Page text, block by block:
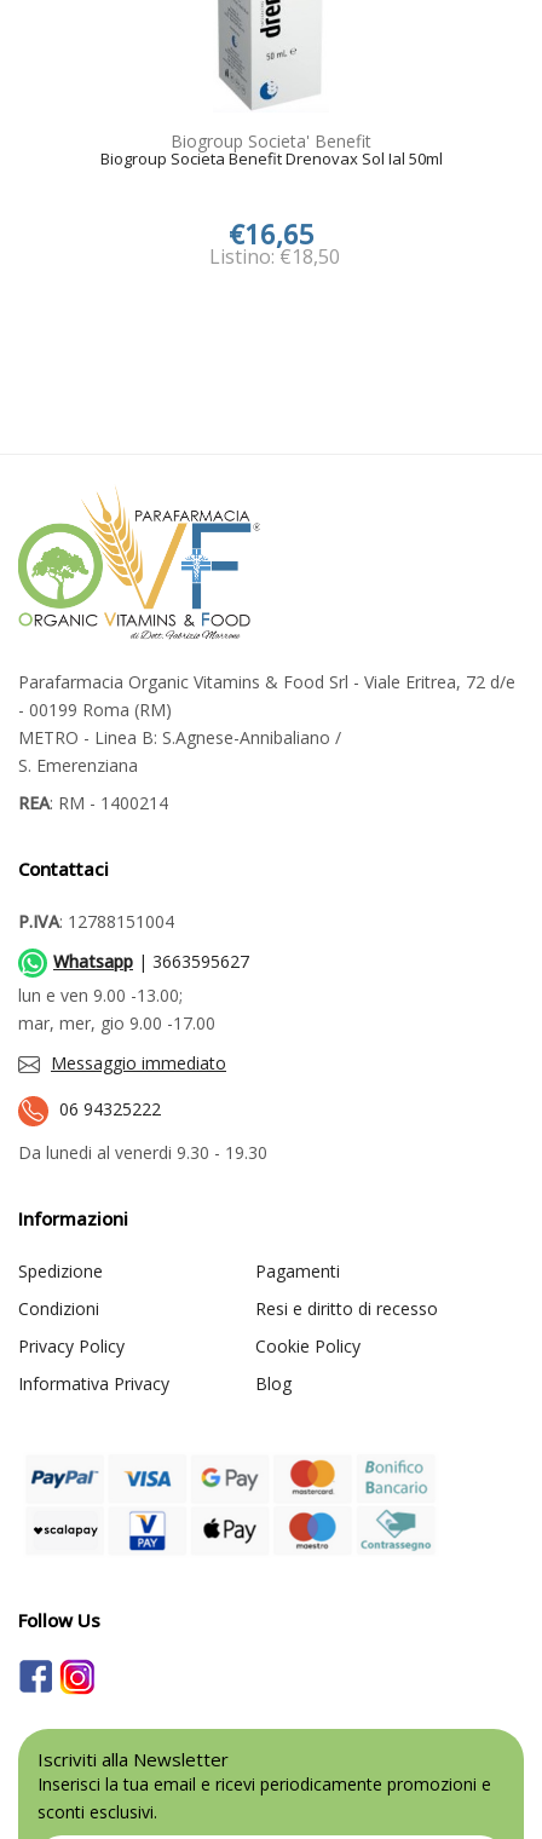
Biogroup Societa' Benefit
Biogroup Societa Benefit Drenovax Sol Ial 50ml
€16,65
Listino: €18,50
Parafarmacia Organic Vitamins & Food Srl - Viale Eritrea, 72 d/e
- 00199 Roma (RM)
METRO - Linea B: S.Agnese-Annibaliano /
S. Emerenziana
REA: RM - 1400214
Contattaci
P.IVA: 12788151004
Whatsapp | 3663595627
lun e ven 9.00 -13.00;
mar, mer, gio 9.00 -17.00
Messaggio immediato
06 94325222
Da lunedi al venerdi 9.30 - 19.30
Informazioni
Spedizione
Pagamenti
Condizioni
Resi e diritto di recesso
Privacy Policy
Cookie Policy
Informativa Privacy
Blog
Follow Us
Iscriviti alla Newsletter
Inserisci la tua email e ricevi periodicamente promozioni e
sconti esclusivi.